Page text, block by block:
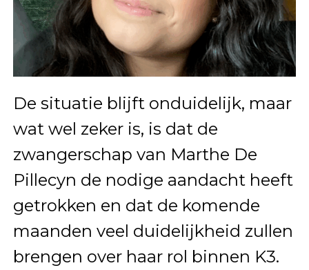
De situatie blijft onduidelijk, maar
wat wel zeker is, is dat de
zwangerschap van Marthe De
Pillecyn de nodige aandacht heeft
getrokken en dat de komende
maanden veel duidelijkheid zullen
brengen over haar rol binnen K3.